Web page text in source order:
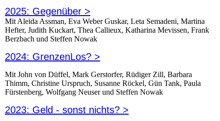
2025: Gegenüber >
Mit Aleida Assman, Eva Weber Guskar, Leta Semadeni, Martina
Hefter, Judith Kuckart, Thea Callieux, Katharina Mevissen, Frank
Berzbach und Steffen Nowak
2024: GrenzenLos? >
Mit John von Düffel, Mark Gerstorfer, Rüdiger Zill, Barbara
Thimm, Christine Urspruch, Susanne Röckel, Gün Tank, Paula
Fürstenberg, Wolfgang Neuser und Steffen Nowak
2023: Geld - sonst nichts? >